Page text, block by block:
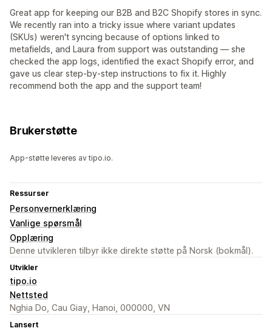
Great app for keeping our B2B and B2C Shopify stores in sync.
We recently ran into a tricky issue where variant updates
(SKUs) weren't syncing because of options linked to
metafields, and Laura from support was outstanding — she
checked the app logs, identified the exact Shopify error, and
gave us clear step-by-step instructions to fix it. Highly
recommend both the app and the support team!
Brukerstøtte
App-støtte leveres av tipo.io.
Ressurser
Personvernerklæring
Vanlige spørsmål
Opplæring
Denne utvikleren tilbyr ikke direkte støtte på Norsk (bokmål).
Utvikler
tipo.io
Nettsted
Nghia Do, Cau Giay, Hanoi, 000000, VN
Lansert